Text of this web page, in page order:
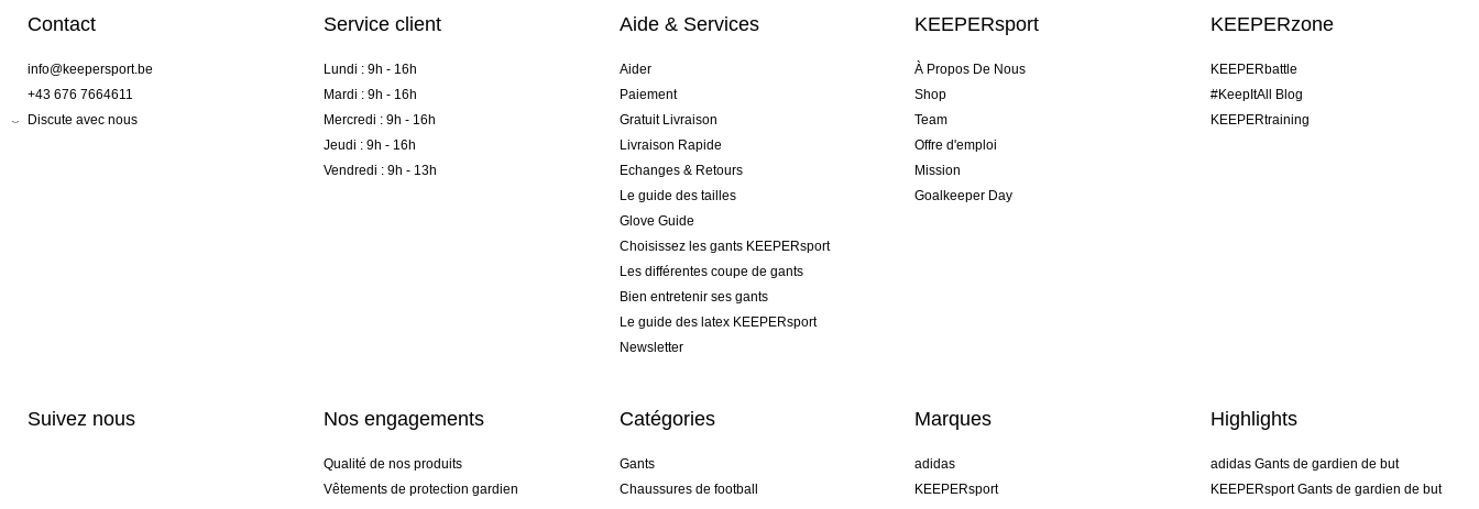
Contact
info@keepersport.be
+43 676 7664611
Discute avec nous
Service client
Lundi : 9h - 16h
Mardi : 9h - 16h
Mercredi : 9h - 16h
Jeudi : 9h - 16h
Vendredi : 9h - 13h
Aide & Services
Aider
Paiement
Gratuit Livraison
Livraison Rapide
Echanges & Retours
Le guide des tailles
Glove Guide
Choisissez les gants KEEPERsport
Les différentes coupe de gants
Bien entretenir ses gants
Le guide des latex KEEPERsport
Newsletter
KEEPERsport
À Propos De Nous
Shop
Team
Offre d'emploi
Mission
Goalkeeper Day
KEEPERzone
KEEPERbattle
#KeepItAll Blog
KEEPERtraining
Suivez nous Nos engagements
Qualité de nos produits
Vêtements de protection gardien
Catégories
Gants
Chaussures de football
Marques
adidas
KEEPERsport
Highlights
adidas Gants de gardien de but
KEEPERsport Gants de gardien de but